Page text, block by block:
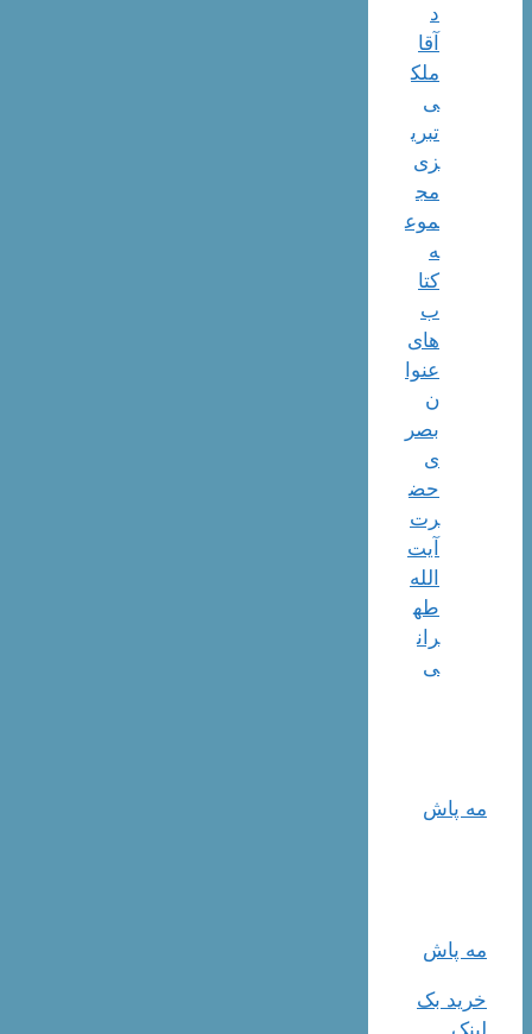
آقا
ملک
ی
تبری
زی
مج
موع
ه
کتا
ب
های
عنوا
ن
بصر
ی
حض
رت
آیت
الله
طه
ران
ی
مه پاش
مه پاش
خرید بک